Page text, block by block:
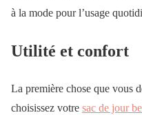
à la mode pour l’usage
Utilité et confort
La première chose que vous
choisissez votre sac de jour